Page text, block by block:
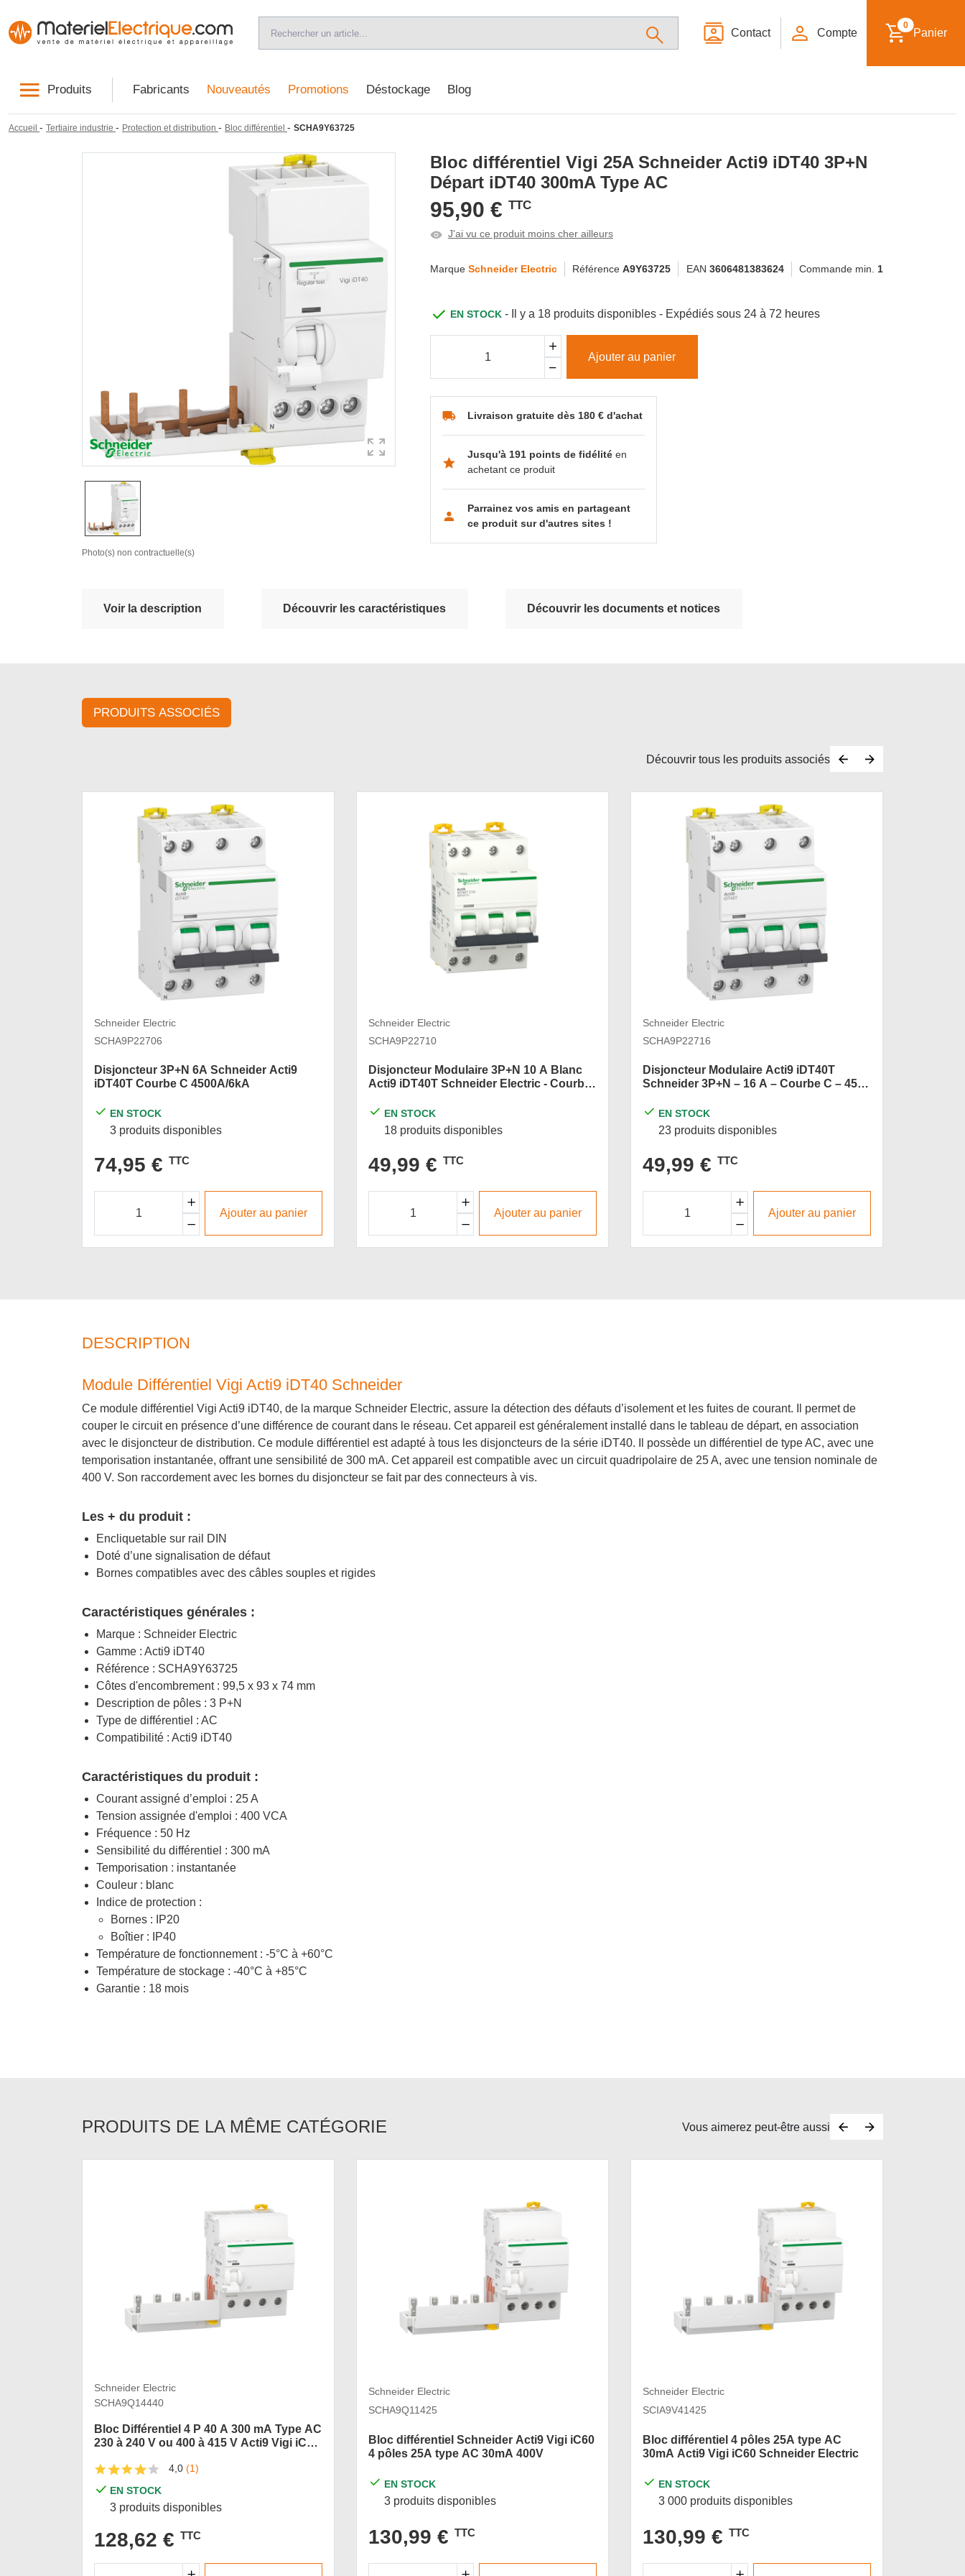
Contact Compte
0
Panier
Produits Fabricants Nouveautés Promotions Déstockage Blog
Accueil - Tertiaire industrie - Protection et distribution - Bloc différentiel - SCHA9Y63725
Photo(s) non contractuelle(s)
Bloc différentiel Vigi 25A Schneider Acti9 iDT40 3P+N
Départ iDT40 300mA Type AC
95,90 € TTC
J'ai vu ce produit moins cher ailleurs
Marque Schneider Electric RéférenceA9Y63725 EAN 3606481383624 Commande min. 1
EN STOCK- Il y a 18 produits disponibles - Expédiés sous 24 à 72 heures
Ajouter au panier
Livraison gratuite dès 180 € d'achat
Jusqu'à 191 points de fidélitéen
achetant ce produit
Parrainez vos amis en partageant
ce produit sur d'autres sites !
Voir la description Découvrir les caractéristiques Découvrir les documents et notices
PRODUITS ASSOCIÉS
Découvrir tous les produits associés
Schneider Electric
SCHA9P22706
Disjoncteur 3P+N 6A Schneider Acti9
iDT40T Courbe C 4500A/6kA
EN STOCK
3 produits disponibles
74,95 € TTC
Ajouter au panier
Schneider Electric
SCHA9P22710
Disjoncteur Modulaire 3P+N 10 A Blanc
Acti9 iDT40T Schneider Electric - Courbe
EN STOCK
18 produits disponibles
49,99 € TTC
Ajouter au panier
Schneider Electric
SCHA9P22716
Disjoncteur Modulaire Acti9 iDT40T
Schneider 3P+N – 16 A – Courbe C – 4500
EN STOCK
23 produits disponibles
49,99 € TTC
Ajouter au panier
DESCRIPTION
Module Différentiel Vigi Acti9 iDT40 Schneider
Ce module différentiel Vigi Acti9 iDT40, de la marque Schneider Electric, assure la détection des défauts d’isolement et les fuites de courant. Il permet de
couper le circuit en présence d’une différence de courant dans le réseau. Cet appareil est généralement installé dans le tableau de départ, en association
avec le disjoncteur de distribution. Ce module différentiel est adapté à tous les disjoncteurs de la série iDT40. Il possède un différentiel de type AC, avec une
temporisation instantanée, offrant une sensibilité de 300 mA. Cet appareil est compatible avec un circuit quadripolaire de 25 A, avec une tension nominale de
400 V. Son raccordement avec les bornes du disjoncteur se fait par des connecteurs à vis.
Les + du produit :
Encliquetable sur rail DIN
Doté d’une signalisation de défaut
Bornes compatibles avec des câbles souples et rigides
Caractéristiques générales :
Marque : Schneider Electric
Gamme : Acti9 iDT40
Référence : SCHA9Y63725
Côtes d'encombrement : 99,5 x 93 x 74 mm
Description de pôles : 3 P+N
Type de différentiel : AC
Compatibilité : Acti9 iDT40
Caractéristiques du produit :
Courant assigné d’emploi : 25 A
Tension assignée d'emploi : 400 VCA
Fréquence : 50 Hz
Sensibilité du différentiel : 300 mA
Temporisation : instantanée
Couleur : blanc
Indice de protection :
Bornes : IP20
Boîtier : IP40
Température de fonctionnement : -5°C à +60°C
Température de stockage : -40°C à +85°C
Garantie : 18 mois
PRODUITS DE LA MÊME CATÉGORIE Vous aimerez peut-être aussi
Schneider Electric
SCHA9Q14440
Bloc Différentiel 4 P 40 A 300 mA Type AC
230 à 240 V ou 400 à 415 V Acti9 Vigi iC60
4,0 (1)
EN STOCK
3 produits disponibles
128,62 € TTC
Schneider Electric
SCHA9Q11425
Bloc différentiel Schneider Acti9 Vigi iC60
4 pôles 25A type AC 30mA 400V
EN STOCK
3 produits disponibles
130,99 € TTC
Schneider Electric
SCIA9V41425
Bloc différentiel 4 pôles 25A type AC
30mA Acti9 Vigi iC60 Schneider Electric
EN STOCK
3 000 produits disponibles
130,99 € TTC